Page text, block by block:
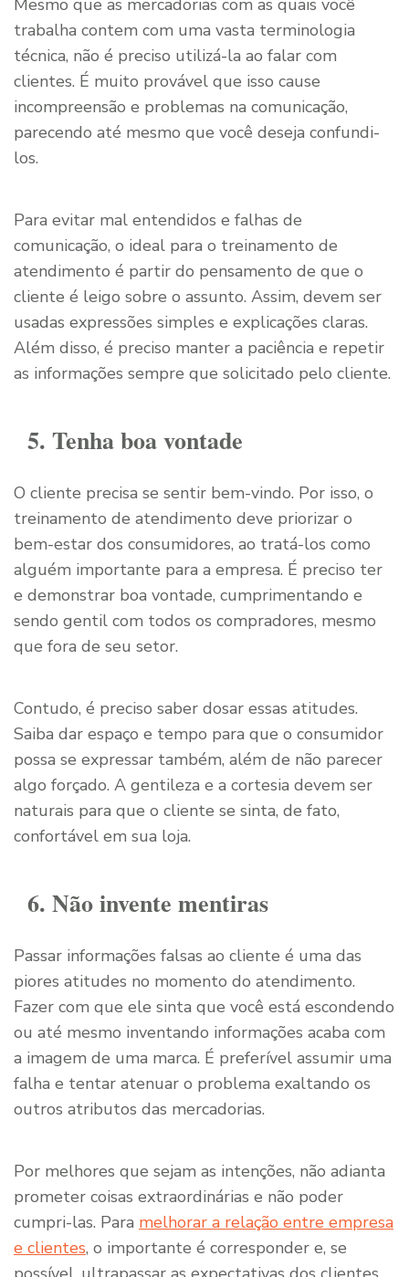
Mesmo que as mercadorias com as quais você
trabalha contem com uma vasta terminologia
técnica, não é preciso utilizá-la ao falar com
clientes. É muito provável que isso cause
incompreensão e problemas na comunicação,
parecendo até mesmo que você deseja confundi-
los.
Para evitar mal entendidos e falhas de
comunicação, o ideal para o treinamento de
atendimento é partir do pensamento de que o
cliente é leigo sobre o assunto. Assim, devem ser
usadas expressões simples e explicações claras.
Além disso, é preciso manter a paciência e repetir
as informações sempre que solicitado pelo cliente.
5. Tenha boa vontade
O cliente precisa se sentir bem-vindo. Por isso, o
treinamento de atendimento deve priorizar o
bem-estar dos consumidores, ao tratá-los como
alguém importante para a empresa. É preciso ter
e demonstrar boa vontade, cumprimentando e
sendo gentil com todos os compradores, mesmo
que fora de seu setor.
Contudo, é preciso saber dosar essas atitudes.
Saiba dar espaço e tempo para que o consumidor
possa se expressar também, além de não parecer
algo forçado. A gentileza e a cortesia devem ser
naturais para que o cliente se sinta, de fato,
confortável em sua loja.
6. Não invente mentiras
Passar informações falsas ao cliente é uma das
piores atitudes no momento do atendimento.
Fazer com que ele sinta que você está escondendo
ou até mesmo inventando informações acaba com
a imagem de uma marca. É preferível assumir uma
falha e tentar atenuar o problema exaltando os
outros atributos das mercadorias.
Por melhores que sejam as intenções, não adianta
prometer coisas extraordinárias e não poder
cumpri-las. Para melhorar a relação entre empresa
e clientes, o importante é corresponder e, se